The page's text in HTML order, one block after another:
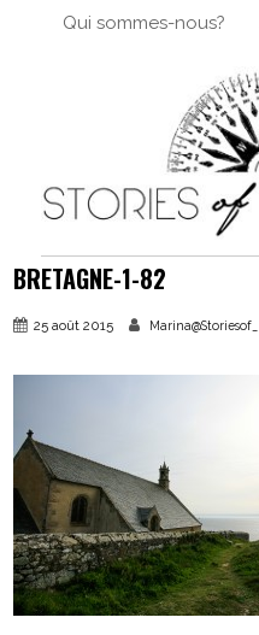
Qui sommes-nous?
BRETAGNE-1-82
25 août 2015 Marina@Storiesof_